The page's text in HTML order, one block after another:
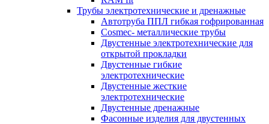
Трубы электротехнические и дренажные
Автотруба ППЛ гибкая гофрированная
Cosmec- металлические трубы
Двустенные электротехнические для
открытой прокладки
Двустенные гибкие
электротехнические
Двустенные жесткие
электротехнические
Двустенные дренажные
Фасонные изделия для двустенных